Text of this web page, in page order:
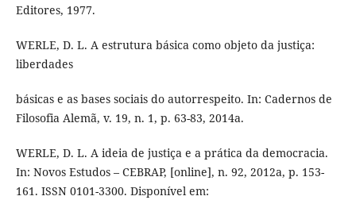
Editores, 1977.
WERLE, D. L. A estrutura básica como objeto da justiça:
liberdades
básicas e as bases sociais do autorrespeito. In: Cadernos de
Filosofia Alemã, v. 19, n. 1, p. 63-83, 2014a.
WERLE, D. L. A ideia de justiça e a prática da democracia.
In: Novos Estudos – CEBRAP, [online], n. 92, 2012a, p. 153-
161. ISSN 0101-3300. Disponível em: